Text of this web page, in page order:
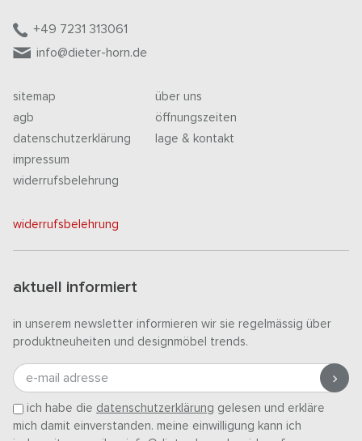
+49 7231 313061
info@dieter-horn.de
sitemap
agb
datenschutzerklärung
impressum
widerrufsbelehrung
über uns
öffnungszeiten
lage & kontakt
widerrufsbelehrung
aktuell informiert
in unserem newsletter informieren wir sie regelmässig über
produktneuheiten und designmöbel trends.
e-mail adresse
ich habe die datenschutzerklärung gelesen und erkläre
mich damit einverstanden. meine einwilligung kann ich